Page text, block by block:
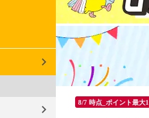
8/7 時点_ポイント最大